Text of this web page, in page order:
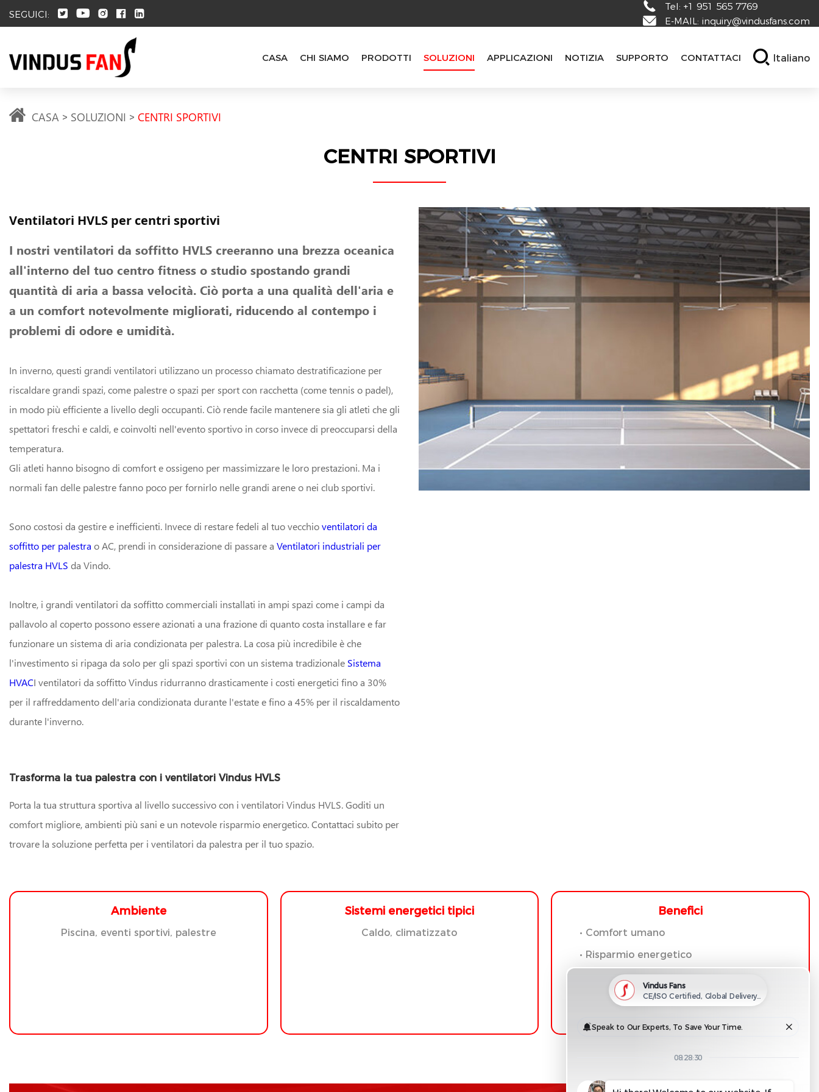
SEGUICI:
Tel: +1 951 565 7769
E-MAIL: inquiry@vindusfans.com
CASA CHI SIAMO PRODOTTI SOLUZIONI APPLICAZIONI NOTIZIA SUPPORTO CONTATTACI Italiano
CASA SOLUZIONI CENTRI SPORTIVI
CENTRI SPORTIVI
Ventilatori HVLS per centri sportivi
I nostri ventilatori da soffitto HVLS creeranno una brezza oceanica
all'interno del tuo centro fitness o studio spostando grandi
quantità di aria a bassa velocità. Ciò porta a una qualità dell'aria e
a un comfort notevolmente migliorati, riducendo al contempo i
problemi di odore e umidità.
In inverno, questi grandi ventilatori utilizzano un processo chiamato destratificazione per
riscaldare grandi spazi, come palestre o spazi per sport con racchetta (come tennis o padel),
in modo più efficiente a livello degli occupanti. Ciò rende facile mantenere sia gli atleti che gli
spettatori freschi e caldi, e coinvolti nell'evento sportivo in corso invece di preoccuparsi della
temperatura.
Gli atleti hanno bisogno di comfort e ossigeno per massimizzare le loro prestazioni. Ma i
normali fan delle palestre fanno poco per fornirlo nelle grandi arene o nei club sportivi.
Sono costosi da gestire e inefficienti. Invece di restare fedeli al tuo vecchioventilatori da
soffitto per palestrao AC, prendi in considerazione di passare aVentilatori industriali per
palestra HVLSda Vindo.
Inoltre, i grandi ventilatori da soffitto commerciali installati in ampi spazi come i campi da
pallavolo al coperto possono essere azionati a una frazione di quanto costa installare e far
funzionare un sistema di aria condizionata per palestra. La cosa più incredibile è che
l'investimento si ripaga da solo per gli spazi sportivi con un sistema tradizionaleSistema
HVACI ventilatori da soffitto Vindus ridurranno drasticamente i costi energetici fino a 30%
per il raffreddamento dell'aria condizionata durante l'estate e fino a 45% per il riscaldamento
durante l'inverno.
Trasforma la tua palestra con i ventilatori Vindus HVLS
Porta la tua struttura sportiva al livello successivo con i ventilatori Vindus HVLS. Goditi un
comfort migliore, ambienti più sani e un notevole risparmio energetico. Contattaci subito per
trovare la soluzione perfetta per i ventilatori da palestra per il tuo spazio.
Ambiente
Piscina, eventi sportivi, palestre
Sistemi energetici tipici
Caldo, climatizzato
Benefici
• Comfort umano
• Risparmio energetico
• Umidità
• Odore